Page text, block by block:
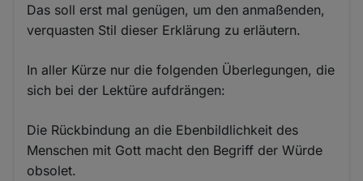
Das soll erst mal genügen, um den anmaßenden,
verquasten Stil dieser Erklärung zu erläutern.
In aller Kürze nur die folgenden Überlegungen, die
sich bei der Lektüre aufdrängen:
Die Rückbindung an die Ebenbildlichkeit des
Menschen mit Gott macht den Begriff der Würde
obsolet.